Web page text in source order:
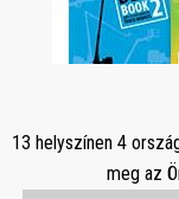
13 helyszínen 4
meg az